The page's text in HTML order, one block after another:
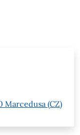
Marcedusa (CZ)